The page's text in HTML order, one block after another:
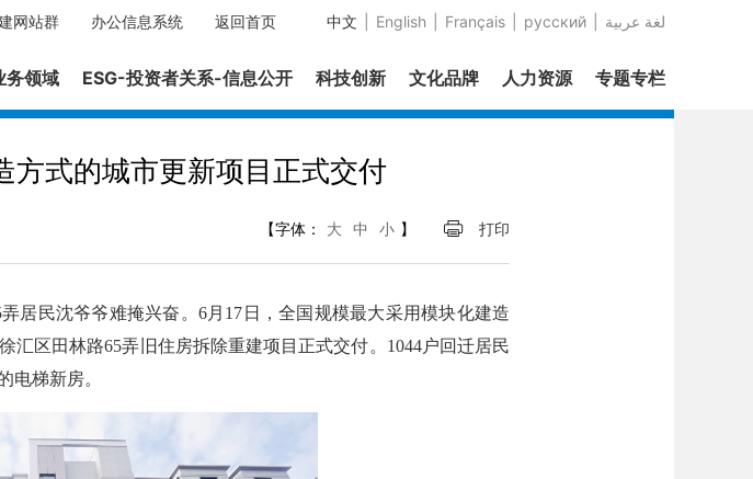
中文 English Français русский عربية‎ لغة 返回首页
办公信息系统
网站群
务领域 ESG-投资者关系-信息公开 科技创新 文化品牌 人力资源 专题专栏
方式的城市更新项目正式交付
【字体： 大 中 小 】 打印
民沈爷爷难掩兴奋。6月17日，全国规模最大采用模块化建造
区田林路65弄旧住房拆除重建项目正式交付。1044户回迁居民
电梯新房。